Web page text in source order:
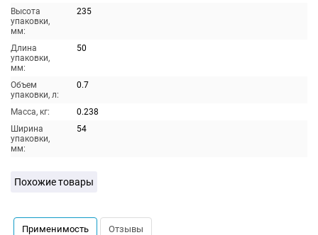
Высота
упаковки,
мм:
235
Длина
упаковки,
мм:
50
Объем
упаковки, л:
0.7
Масса, кг:
0.238
Ширина
упаковки,
мм:
54
Похожие товары
Применимость Отзывы